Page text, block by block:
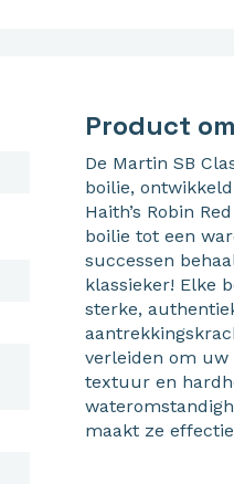
Product
De Martin SB
boilie,
Haith’s Robin
boilie tot een
successen
klassieker! Elke
sterke,
verleiden om uw
textuur en
maakt ze